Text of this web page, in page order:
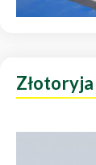
Złotoryja